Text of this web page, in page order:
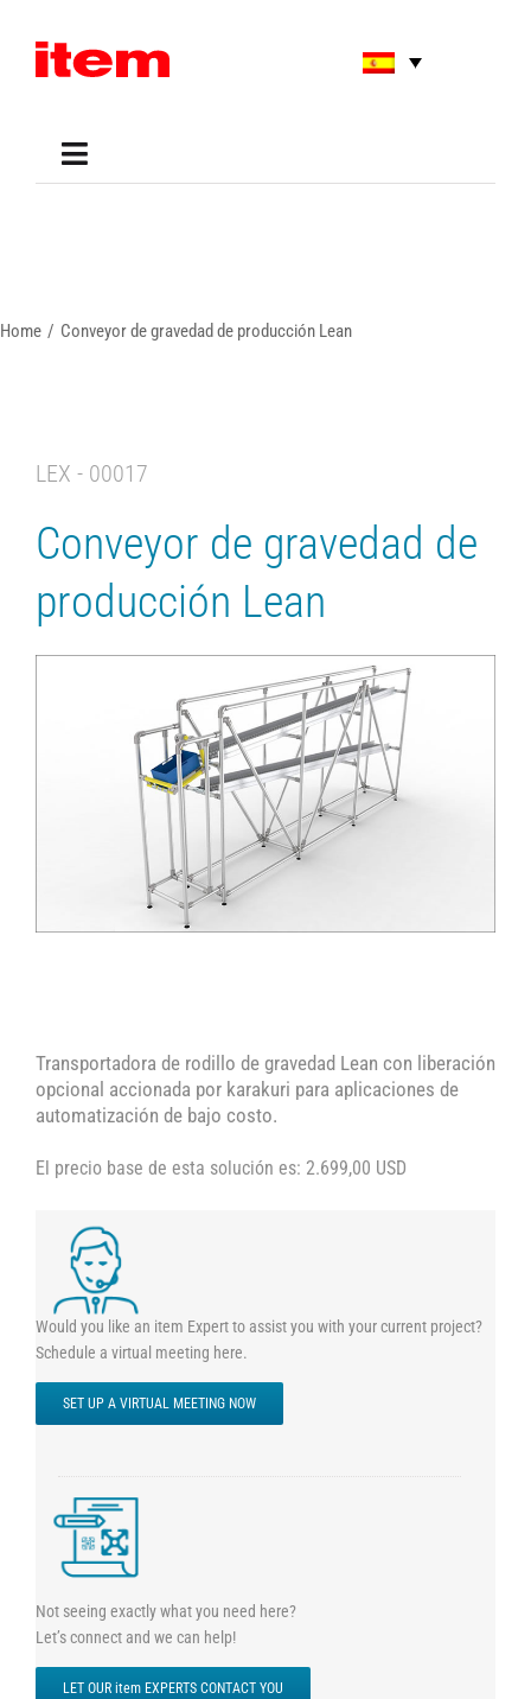
content
Toggle
Home Conveyor de gravedad de producción Lean
LEX - 00017
Conveyor de gravedad de
producción Lean
Transportadora de rodillo de gravedad Lean con liberación
opcional accionada por karakuri para aplicaciones de
automatización de bajo costo.
El precio base de esta solución es: 2.699,00 USD
Would you like an item Expert to assist you with your current project?
Schedule a virtual meeting here.
SET UP A VIRTUAL MEETING NOW
Not seeing exactly what you need here?
Let’s connect and we can help!
LET OUR item EXPERTS CONTACT YOU